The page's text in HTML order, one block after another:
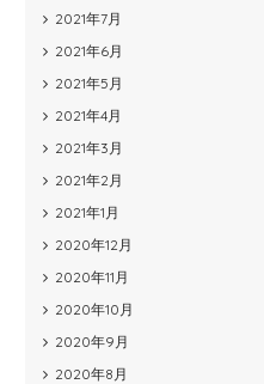
2021年7月
2021年6月
2021年5月
2021年4月
2021年3月
2021年2月
2021年1月
2020年12月
2020年11月
2020年10月
2020年9月
2020年8月